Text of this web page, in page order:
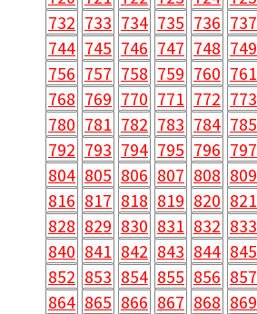
732 733 734 735 736 737
744 745 746 747 748 749
756 757 758 759 760 761
768 769 770 771 772 773
780 781 782 783 784 785
792 793 794 795 796 797
804 805 806 807 808 809
816 817 818 819 820 821
828 829 830 831 832 833
840 841 842 843 844 845
852 853 854 855 856 857
864 865 866 867 868 869